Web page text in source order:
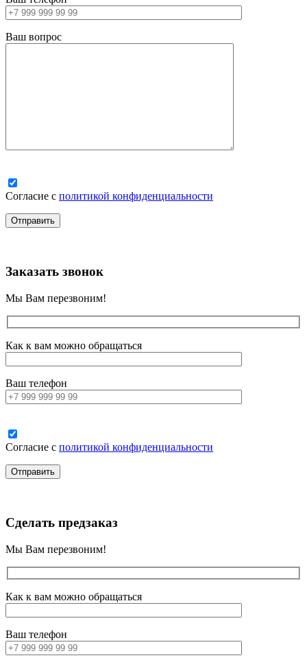
Ваш вопрос
Согласие с политикой конфиденциальности
Заказать звонок
Мы Вам перезвоним!
Как к вам можно обращаться
Ваш телефон
Согласие с политикой конфиденциальности
Сделать предзаказ
Мы Вам перезвоним!
Как к вам можно обращаться
Ваш телефон